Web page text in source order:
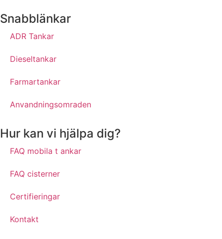
Snabblänkar
ADR Tankar
Dieseltankar
Farmartankar
Anvandningsomraden
Hur kan vi hjälpa dig?
FAQ mobila t ankar
FAQ cisterner
Certifieringar
Kontakt